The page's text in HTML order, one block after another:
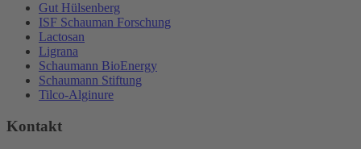
Gut Hülsenberg
ISF Schauman Forschung
Lactosan
Ligrana
Schaumann BioEnergy
Schaumann Stiftung
Tilco-Alginure
Kontakt